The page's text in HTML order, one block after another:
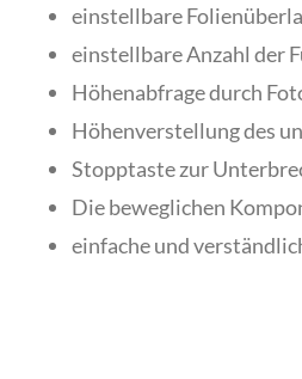
einstellbare
einstellbare Anzahl der
Höhenabfrage durch
Höhenverstellung des
Stopptaste zur
Die beweglichen
einfache und